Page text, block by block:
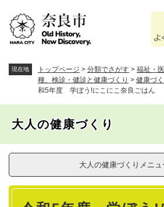
。
あ
問
現在地 トップページ > 分類でさがす > 福祉・
種、検診・健診と健康づくり > 健康づく
和5年度 学ぼう!にこにこ奈良ごはん
大人の健康づくり
大人の健康づくりメニュ
本